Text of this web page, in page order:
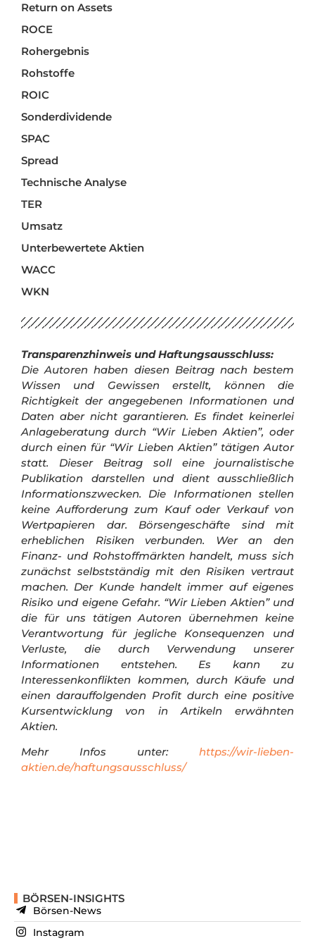
Return on Assets
ROCE
Rohergebnis
Rohstoffe
ROIC
Sonderdividende
SPAC
Spread
Technische Analyse
TER
Umsatz
Unterbewertete Aktien
WACC
WKN
Transparenzhinweis und Haftungsausschluss:
Die Autoren haben diesen Beitrag nach bestem
Wissen und Gewissen erstellt, können die
Richtigkeit der angegebenen Informationen und
Daten aber nicht garantieren. Es findet keinerlei
Anlageberatung durch “Wir Lieben Aktien”, oder
durch einen für “Wir Lieben Aktien” tätigen Autor
statt. Dieser Beitrag soll eine journalistische
Publikation darstellen und dient ausschließlich
Informationszwecken. Die Informationen stellen
keine Aufforderung zum Kauf oder Verkauf von
Wertpapieren dar. Börsengeschäfte sind mit
erheblichen Risiken verbunden. Wer an den
Finanz- und Rohstoffmärkten handelt, muss sich
zunächst selbstständig mit den Risiken vertraut
machen. Der Kunde handelt immer auf eigenes
Risiko und eigene Gefahr. “Wir Lieben Aktien” und
die für uns tätigen Autoren übernehmen keine
Verantwortung für jegliche Konsequenzen und
Verluste, die durch Verwendung unserer
Informationen entstehen. Es kann zu
Interessenkonflikten kommen, durch Käufe und
einen darauffolgenden Profit durch eine positive
Kursentwicklung von in Artikeln erwähnten
Aktien.
Mehr Infos unter: https://wir-lieben-
aktien.de/haftungsausschluss/
BÖRSEN-INSIGHTS
Börsen-News
Instagram